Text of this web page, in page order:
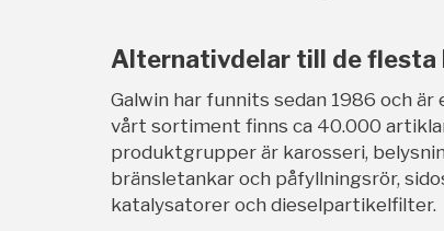
Alternativdelar till de flesta
Galwin har funnits sedan 1986 och
vårt sortiment finns ca 40.000
produktgrupper är karosseri,
bränsletankar och påfyllningsrör,
katalysatorer och dieselpartikelfilter.